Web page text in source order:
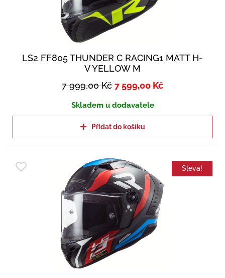
LS2 FF805 THUNDER C RACING1 MATT H-
V YELLOW M
7 999,00Kč 7 599,00 Kč
Skladem u dodavatele
Přidat do košíku
Sleva!